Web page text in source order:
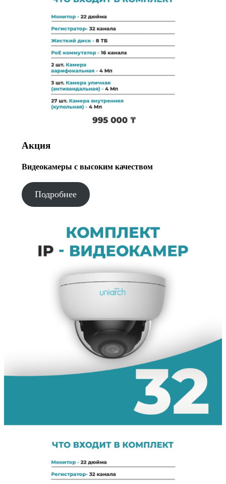
Акция
Видеокамеры с высоким качеством
Подробнее